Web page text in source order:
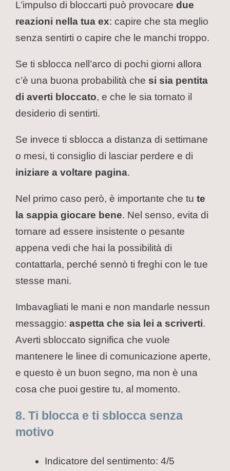
L’impulso di bloccarti può provocare due
reazioni nella tua ex: capire che sta meglio
senza sentirti o capire che le manchi troppo.
Se ti sblocca nell’arco di pochi giorni allora
c’è una buona probabilità che si sia pentita
di averti bloccato, e che le sia tornato il
desiderio di sentirti.
Se invece ti sblocca a distanza di settimane
o mesi, ti consiglio di lasciar perdere e di
iniziare a voltare pagina.
Nel primo caso però, è importante che tu te
la sappia giocare bene. Nel senso, evita di
tornare ad essere insistente o pesante
appena vedi che hai la possibilità di
contattarla, perché sennò ti freghi con le tue
stesse mani.
Imbavagliati le mani e non mandarle nessun
messaggio: aspetta che sia lei a scriverti.
Averti sbloccato significa che vuole
mantenere le linee di comunicazione aperte,
e questo è un buon segno, ma non è una
cosa che puoi gestire tu, al momento.
8. Ti blocca e ti sblocca senza
motivo
Indicatore del sentimento: 4/5